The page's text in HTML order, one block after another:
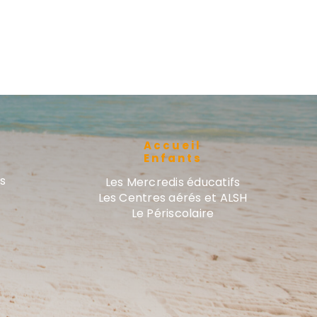
Accueil
Enfants
Les Mercredis éducatifs
Les Centres aérés et ALSH
Le Périscolaire